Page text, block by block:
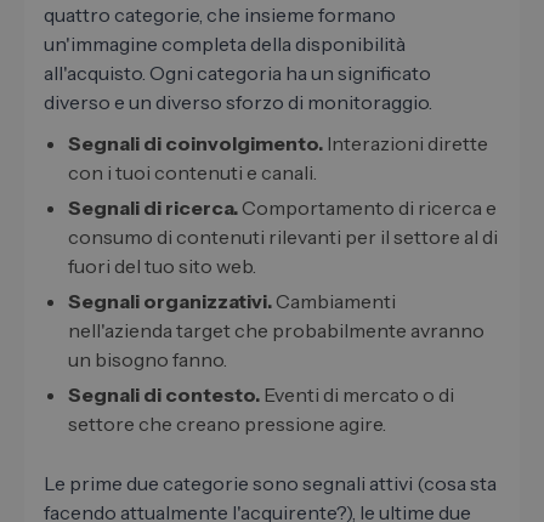
quattro categorie, che insieme formano
un'immagine completa della disponibilità
all'acquisto. Ogni categoria ha un significato
diverso e un diverso sforzo di monitoraggio.
Segnali di coinvolgimento. Interazioni dirette
con i tuoi contenuti e canali.
Segnali di ricerca. Comportamento di ricerca e
consumo di contenuti rilevanti per il settore al di
fuori del tuo sito web.
Segnali organizzativi. Cambiamenti
nell'azienda target che probabilmente avranno
un bisogno fanno.
Segnali di contesto. Eventi di mercato o di
settore che creano pressione agire.
Le prime due categorie sono segnali attivi (cosa sta
facendo attualmente l'acquirente?), le ultime due